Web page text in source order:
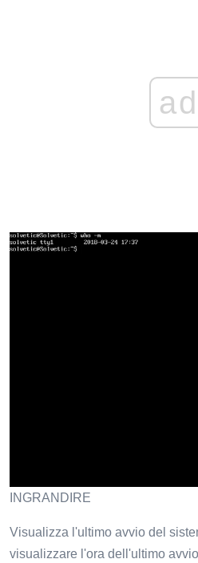
ad
INGRANDIRE
Visualizza l'ultimo avvio del
visualizzare l'ora dell'ultimo